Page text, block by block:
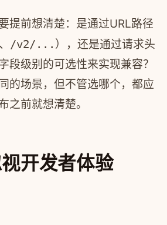
提前想清楚：是通过URL路径
、 /v2/... ），还是通过请求头
段级别的可选性来实现兼容？
的场景，但不管选哪个，都应
之前就想清楚。
开发者体验